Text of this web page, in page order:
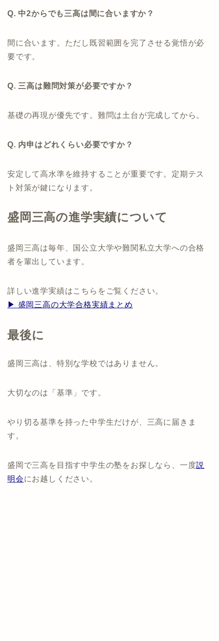
Q. 中2からでも三高は間に合いますか？
間に合います。ただし既習範囲を完了させる覚悟が必
要です。
Q. 三高は難問対策が必要ですか？
基礎の再現が優先です。難問は土台が完成してから。
Q. 内申はどれくらい必要ですか？
安定して高水準を維持することが重要です。定期テス
ト対策が鍵になります。
盛岡三高の進学実績について
盛岡三高は毎年、国公立大学や難関私立大学への合格
者を輩出しています。
詳しい進学実績はこちらをご覧ください。
▶ 盛岡三高の大学合格実績まとめ
最後に
盛岡三高は、特別な学校ではありません。
大切なのは「基準」です。
やり切る基準を持った中学生だけが、三高に届きま
す。
盛岡で三高を目指す中学生の塾をお探しなら、一度説
明会にお越しください。